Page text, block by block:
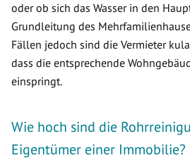
oder ob sich das Wasser in den
Grundleitung des
Fällen jedoch sind die Vermieter
dass die entsprechende
einspringt.
Wie hoch sind die
Eigentümer einer Immobilie?